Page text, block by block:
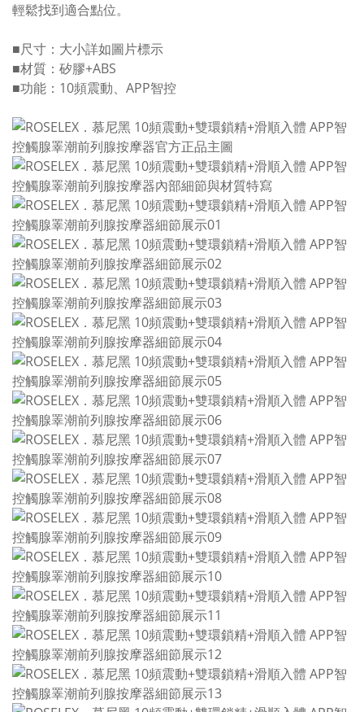
輕鬆找到適合點位。
■尺寸：大小詳如圖片標示
■材質：矽膠+ABS
■功能：10頻震動、APP智控